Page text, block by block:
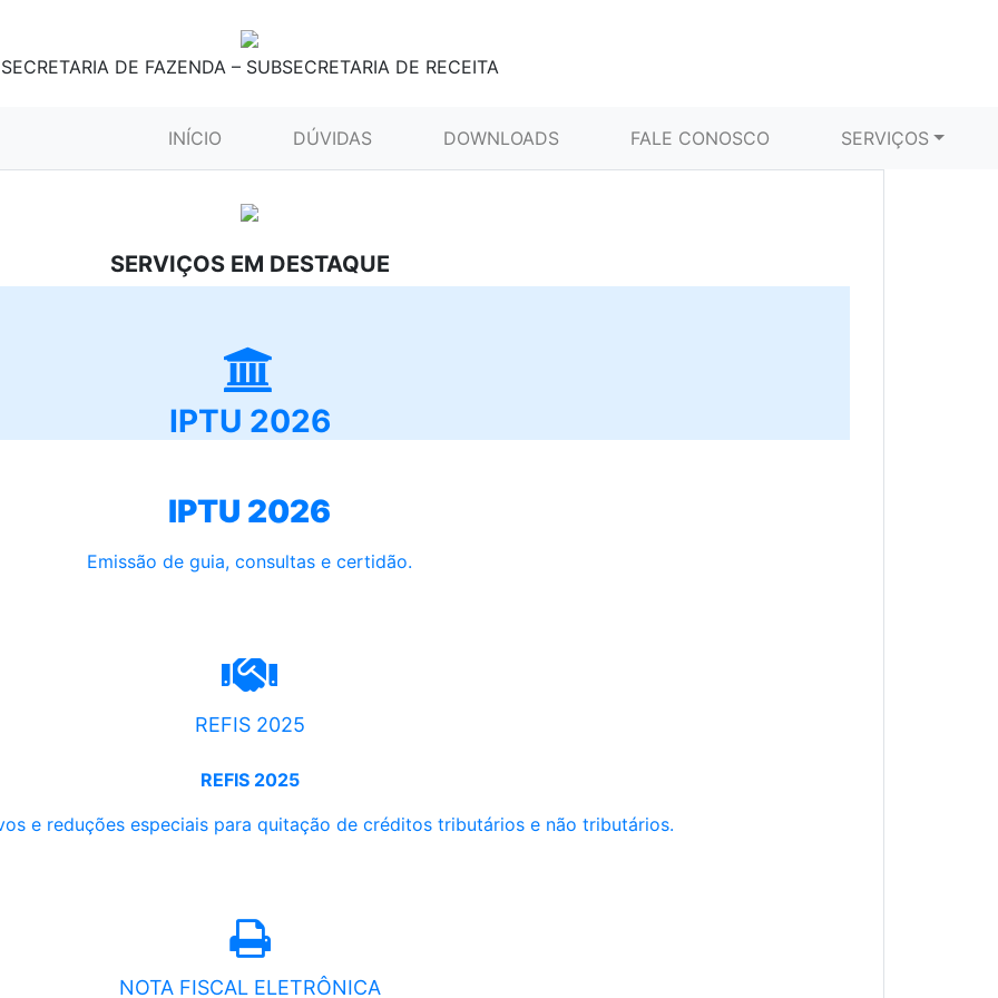
SECRETARIA DE FAZENDA – SUBSECRETARIA DE RECEITA
INÍCIO (CURRENT)DÚVIDAS DOWNLOADS FALE CONOSCO SERVIÇOS
SERVIÇOS EM DESTAQUE
IPTU 2026
IPTU 2026
Emissão de guia, consultas e certidão.
REFIS 2025
REFIS 2025
e reduções especiais para quitação de créditos tributários e não tributários.
NOTA FISCAL ELETRÔNICA